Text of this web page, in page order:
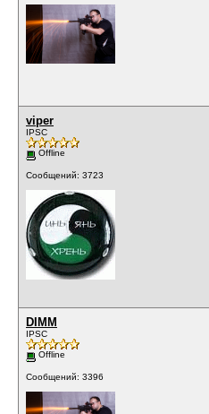
viper
IPSC
Offline
Сообщений: 3723
DIMM
IPSC
Offline
Сообщений: 3396